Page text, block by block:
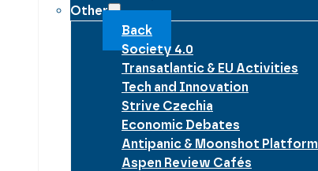
Other
Back
Society 4.0
Transatlantic & EU Activities
Tech and Innovation
Strive Czechia
Economic Debates
Antipanic & Moonshot Platform
Aspen Review Cafés